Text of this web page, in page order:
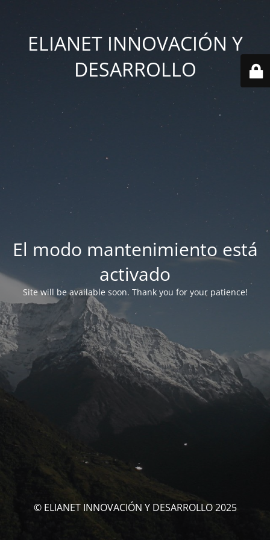
ELIANET INNOVACIÓN Y
DESARROLLO
El modo mantenimiento está
activado
Site will be available soon. Thank you for your patience!
© ELIANET INNOVACIÓN Y DESARROLLO 2025